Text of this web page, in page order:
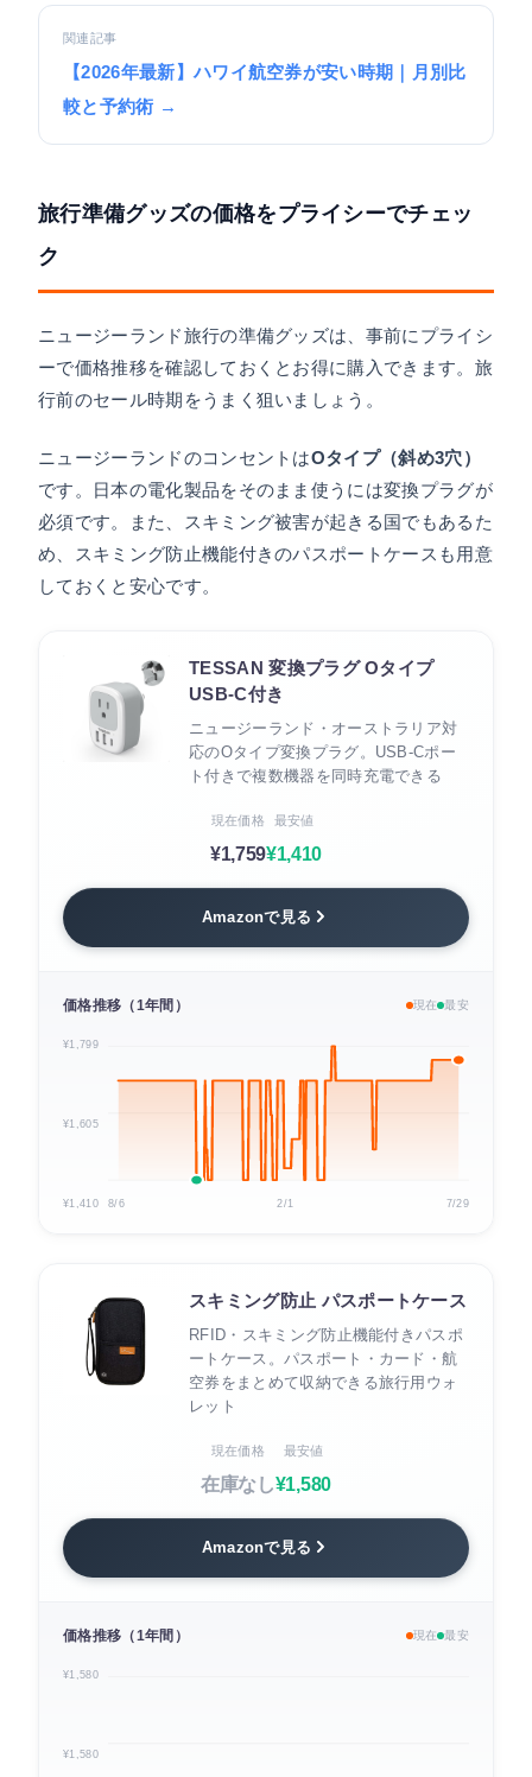
関連記事
【2026年最新】ハワイ航空券が安い時期｜月別比
較と予約術 →
旅行準備グッズの価格をプライシーでチェッ
ク
ニュージーランド旅行の準備グッズは、事前にプライシ
ーで価格推移を確認しておくとお得に購入できます。旅
行前のセール時期をうまく狙いましょう。
ニュージーランドのコンセントはOタイプ（斜め3穴）
です。日本の電化製品をそのまま使うには変換プラグが
必須です。また、スキミング被害が起きる国でもあるた
め、スキミング防止機能付きのパスポートケースも用意
しておくと安心です。
TESSAN 変換プラグ Oタイプ
USB-C付き
ニュージーランド・オーストラリア対
応のOタイプ変換プラグ。USB-Cポー
ト付きで複数機器を同時充電できる
現在価格
¥1,759
最安値
¥1,410
Amazonで見る
価格推移（1年間） 現在 最安
¥1,799
¥1,605
¥1,410 8/6 2/1 7/29
スキミング防止 パスポートケース
RFID・スキミング防止機能付きパスポ
ートケース。パスポート・カード・航
空券をまとめて収納できる旅行用ウォ
レット
現在価格
在庫なし
最安値
¥1,580
Amazonで見る
価格推移（1年間） 現在 最安
¥1,580
¥1,580